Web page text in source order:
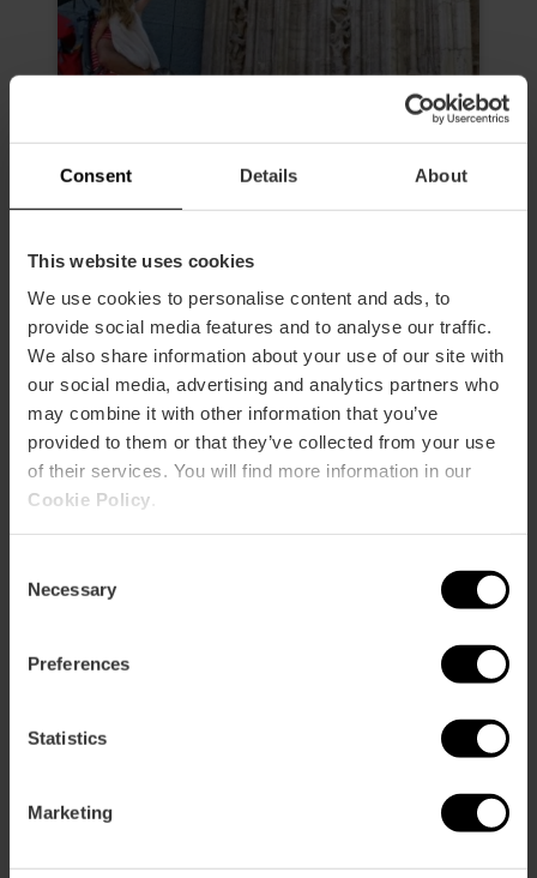
Consent Details About
This website uses cookies
We use cookies to personalise content and ads, to
provide social media features and to analyse our traffic.
We also share information about your use of our site with
our social media, advertising and analytics partners who
may combine it with other information that you’ve
provided to them or that they’ve collected from your use
of their services. You will find more information in our
Cookie Policy
Selection
Necessary
Preferences
Statistics
Marketing
Visita Guiada especial con niños
por lo mejor de València
5 - 9 opiniones
10% dto València Tourist Card
Duración: 2h
Desde20,00 €